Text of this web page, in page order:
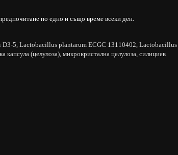
по едно и също време всеки ден.
5, Lactobacillus plantarum ECGC 13110402, Lactobacillus
(целулоза), микрокристална целулоза, силициев